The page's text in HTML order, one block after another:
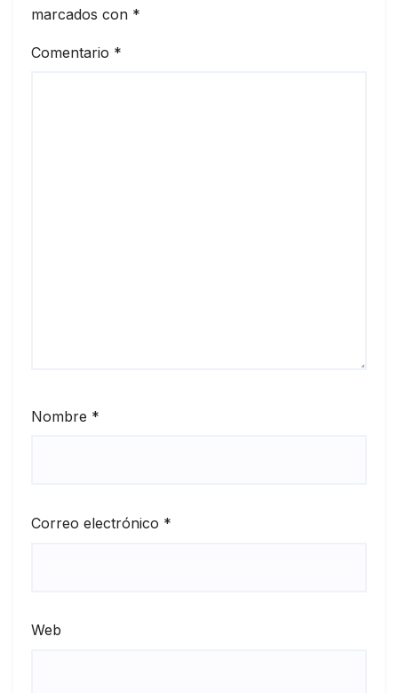
marcados con *
Comentario *
Nombre *
Correo electrónico *
Web